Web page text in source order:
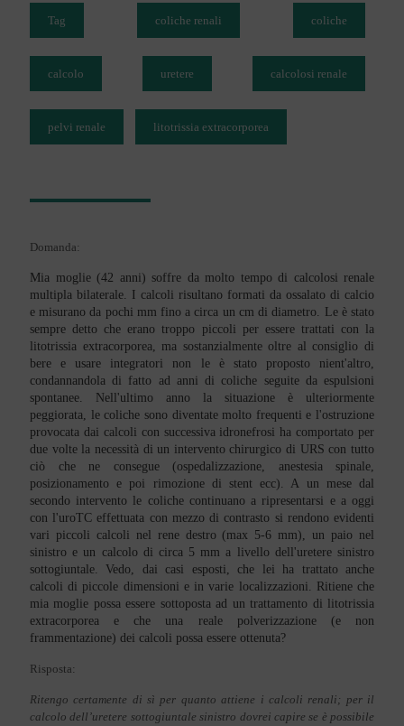
Tag coliche renali coliche
calcolo uretere calcolosi renale
pelvi renale litotrissia extracorporea
Domanda:
Mia moglie (42 anni) soffre da molto tempo di calcolosi renale
multipla bilaterale. I calcoli risultano formati da ossalato di calcio
e misurano da pochi mm fino a circa un cm di diametro. Le è stato
sempre detto che erano troppo piccoli per essere trattati con la
litotrissia extracorporea, ma sostanzialmente oltre al consiglio di
bere e usare integratori non le è stato proposto nient'altro,
condannandola di fatto ad anni di coliche seguite da espulsioni
spontanee. Nell'ultimo anno la situazione è ulteriormente
peggiorata, le coliche sono diventate molto frequenti e l'ostruzione
provocata dai calcoli con successiva idronefrosi ha comportato per
due volte la necessità di un intervento chirurgico di URS con tutto
ciò che ne consegue (ospedalizzazione, anestesia spinale,
posizionamento e poi rimozione di stent ecc). A un mese dal
secondo intervento le coliche continuano a ripresentarsi e a oggi
con l'uroTC effettuata con mezzo di contrasto si rendono evidenti
vari piccoli calcoli nel rene destro (max 5-6 mm), un paio nel
sinistro e un calcolo di circa 5 mm a livello dell'uretere sinistro
sottogiuntale. Vedo, dai casi esposti, che lei ha trattato anche
calcoli di piccole dimensioni e in varie localizzazioni. Ritiene che
mia moglie possa essere sottoposta ad un trattamento di litotrissia
extracorporea e che una reale polverizzazione (e non
frammentazione) dei calcoli possa essere ottenuta?
Risposta:
Ritengo certamente di sì per quanto attiene i calcoli renali; per il
calcolo dell’uretere sottogiuntale sinistro dovrei capire se è possibile